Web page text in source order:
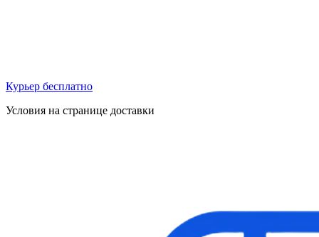
Курьер бесплатно
Условия на странице доставки